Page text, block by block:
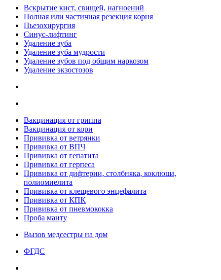
Вскрытие кист, свищей, нагноений
Полная или частичная резекция корня
Пьезохирургия
Синус-лифтинг
Удаление зуба
Удаление зуба мудрости
Удаление зубов под общим наркозом
Удаление экзостозов
Вакцинация от гриппа
Вакцинация от кори
Прививка от ветрянки
Прививка от ВПЧ
Прививка от гепатита
Прививка от герпеса
Прививка от дифтерии, столбняка, коклюша,
полиомиелита
Прививка от клещевого энцефалита
Прививка от КПК
Прививка от пневмококка
Проба манту
Вызов медсестры на дом
ФГДС